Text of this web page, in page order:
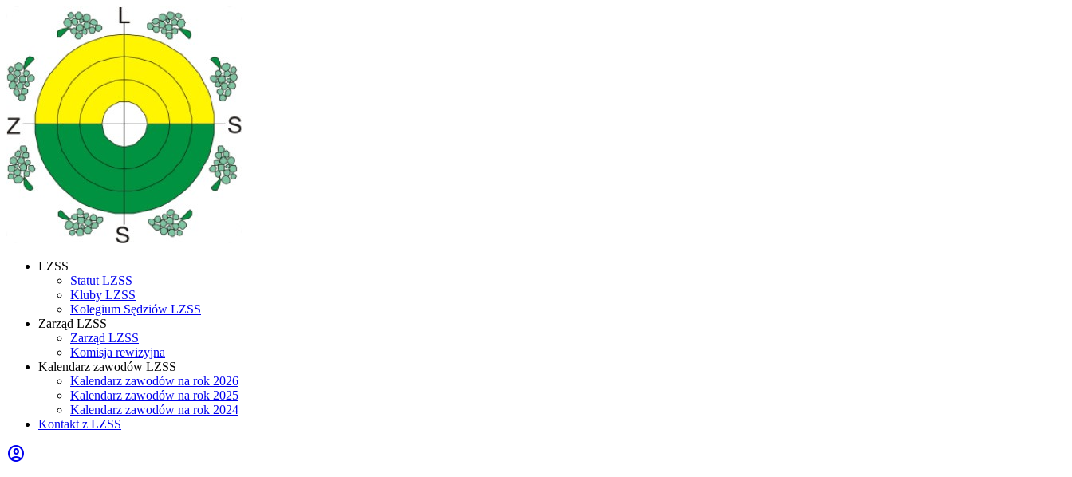
LZSS
Statut LZSS
Kluby LZSS
Kolegium Sędziów LZSS
Zarząd LZSS
Zarząd LZSS
Komisja rewizyjna
Kalendarz zawodów LZSS
Kalendarz zawodów na rok 2026
Kalendarz zawodów na rok 2025
Kalendarz zawodów na rok 2024
Kontakt z LZSS
account_circle